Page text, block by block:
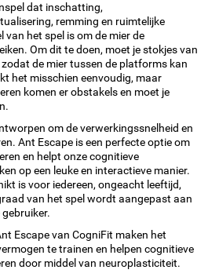
dat inschatting,
remming en ruimtelijke
het spel is om de mier de
Om dit te doen, moet je stokjes van
de mier tussen de platforms kan
het misschien eenvoudig, maar
komen er obstakels en moet je
om de verwerkingssnelheid en
Ant Escape is een perfecte optie om
en helpt onze cognitieve
op een leuke en interactieve manier.
is voor iedereen, ongeacht leeftijd,
van het spel wordt aangepast aan
Escape van CogniFit maken het
te trainen en helpen cognitieve
door middel van neuroplasticiteit.